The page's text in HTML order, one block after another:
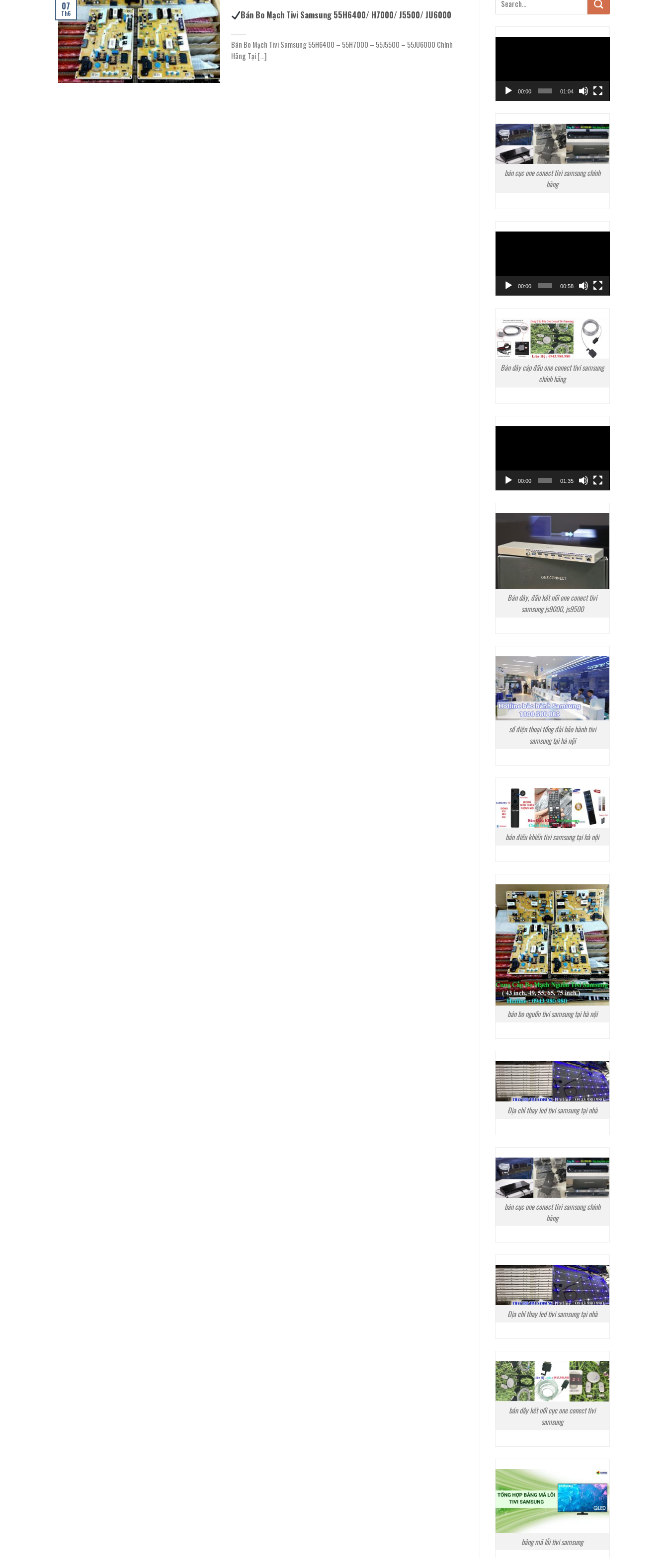
Bán Bo Mạch Tivi Samsung 55H6400/ H7000/ J5500/ JU6000
Bán Bo Mạch Tivi Samsung 55H6400 – 55H7000 – 55J5500 – 55JU6000 Chính
Hãng Tại [...]
07
Th6
00:00 01:04
bán cục one conect tivi samsung chính
hãng
00:00 00:58
Bán dây cáp đầu one conect tivi samsung
chính hãng
00:00 01:35
Bán dây, đầu kết nối one conect tivi
samsung js9000, js9500
số điện thoại tổng đài bảo hành tivi
samsung tại hà nội
bán điều khiển tivi samsung tại hà nội
bán bo nguồn tivi samsung tại hà nội
Địa chỉ thay led tivi samsung tại nhà
bán cục one conect tivi samsung chính
hãng
Địa chỉ thay led tivi samsung tại nhà
bán dây kết nối cục one conect tivi
samsung
bảng mã lỗi tivi samsung